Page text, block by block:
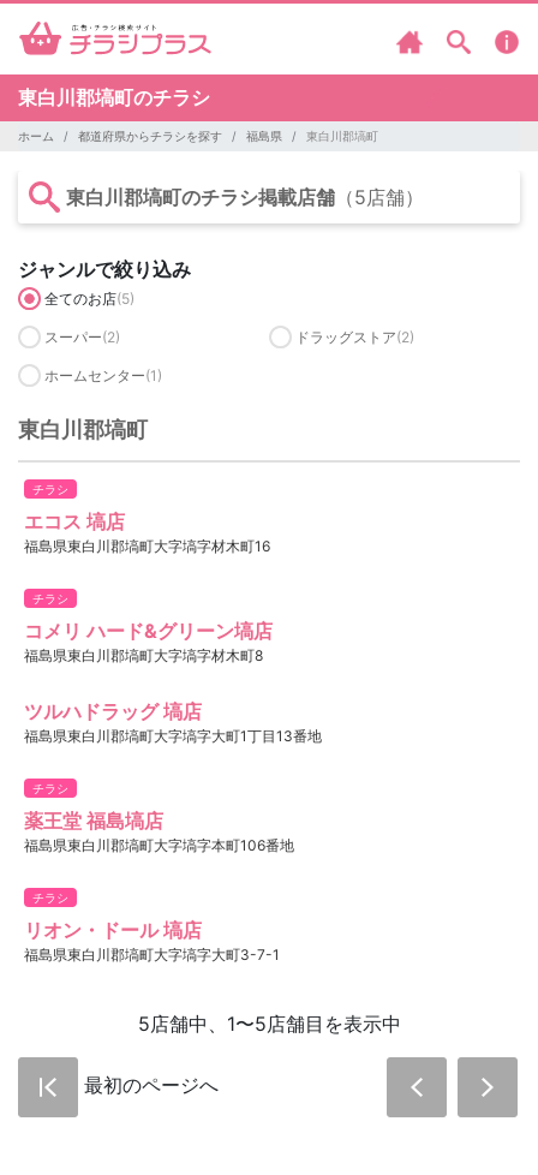
東白川郡塙町のチラシ
ホーム 都道府県からチラシを探す 福島県 東白川郡塙町
東白川郡塙町のチラシ掲載店舗 （5店舗）
ジャンルで絞り込み
全てのお店(5)
スーパー(2) ドラッグストア(2)
ホームセンター(1)
東白川郡塙町
チラシ
エコス 塙店
福島県東白川郡塙町大字塙字材木町16
チラシ
コメリ ハード&グリーン塙店
福島県東白川郡塙町大字塙字材木町8
ツルハドラッグ 塙店
福島県東白川郡塙町大字塙字大町1丁目13番地
チラシ
薬王堂 福島塙店
福島県東白川郡塙町大字塙字本町106番地
チラシ
リオン・ドール 塙店
福島県東白川郡塙町大字塙字大町3-7-1
5店舗中、1〜5店舗目を表示中
最初のページへ